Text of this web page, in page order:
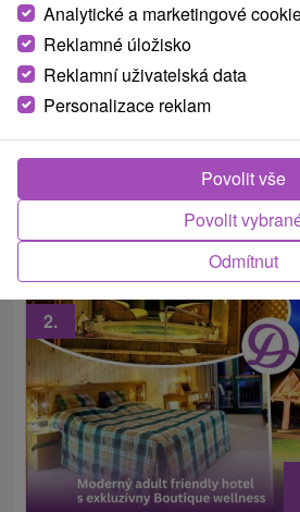
Designový Hotel Pošta v
wellness, lanovky, skipasy a
Boutique Hotel Pošta
Užijte si pobyt a získejte
do středisek Jasná a Vysoké
vodních parků pro každou osobu.
2.
Analytické a marketingové
Reklamné úložisko
Reklamní uživatelská data
Personalizace reklam
Odmítnut
Povolit
Povolit vše